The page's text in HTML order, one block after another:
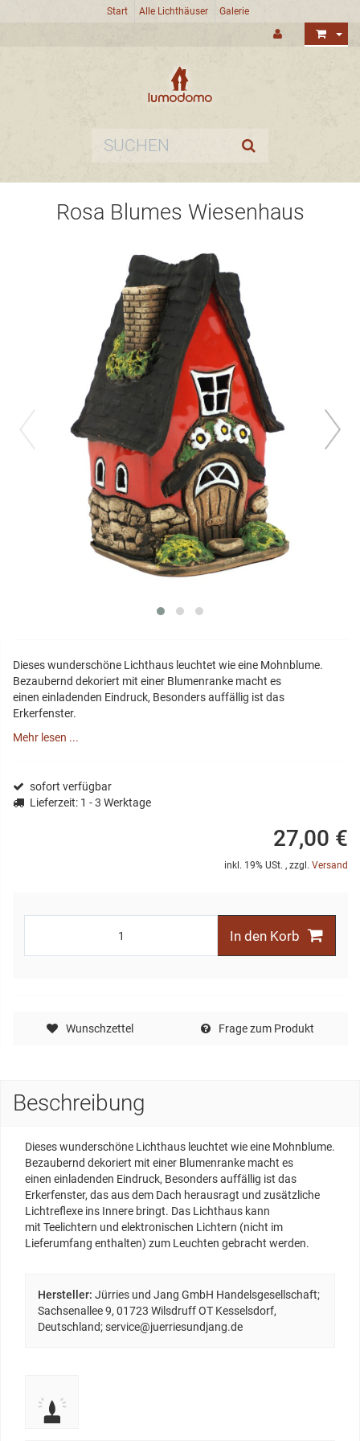
Start Alle Lichthäuser Galerie
Rosa Blumes Wiesenhaus
Dieses wunderschöne Lichthaus leuchtet wie eine Mohnblume.
Bezaubernd dekoriert mit einer Blumenranke macht es
einen einladenden Eindruck, Besonders auffällig ist das
Erkerfenster.
Mehr lesen ...
sofort verfügbar
Lieferzeit: 1 - 3 Werktage
27,00 €
inkl. 19% USt. , zzgl. Versand
In den Korb
Wunschzettel Frage zum Produkt
Beschreibung
Dieses wunderschöne Lichthaus leuchtet wie eine Mohnblume.
Bezaubernd dekoriert mit einer Blumenranke macht es
einen einladenden Eindruck, Besonders auffällig ist das
Erkerfenster, das aus dem Dach herausragt und zusätzliche
Lichtreflexe ins Innere bringt. Das Lichthaus kann
mit Teelichtern und elektronischen Lichtern (nicht im
Lieferumfang enthalten) zum Leuchten gebracht werden.
Hersteller: Jürries und Jang GmbH Handelsgesellschaft;
Sachsenallee 9, 01723 Wilsdruff OT Kesselsdorf,
Deutschland; service@juerriesundjang.de